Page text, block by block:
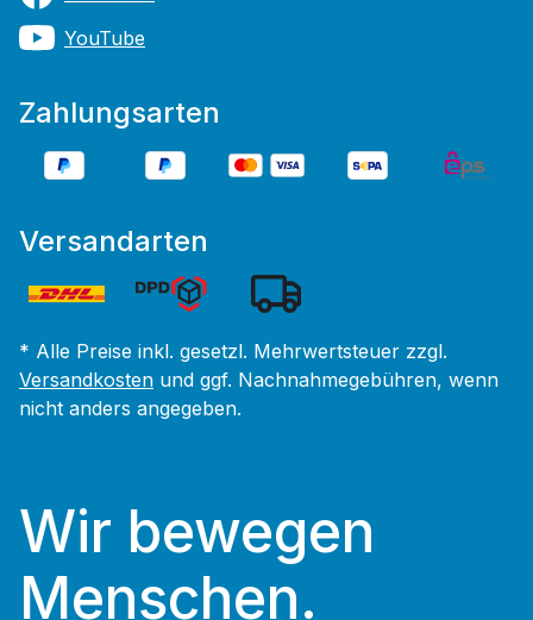
YouTube
Zahlungsarten
Versandarten
* Alle Preise inkl. gesetzl. Mehrwertsteuer zzgl.
Versandkosten und ggf. Nachnahmegebühren, wenn
nicht anders angegeben.
Wir bewegen
Menschen.